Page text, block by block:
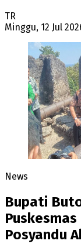
TR
Minggu, 12 Jul
News
Bupati
Posyandu